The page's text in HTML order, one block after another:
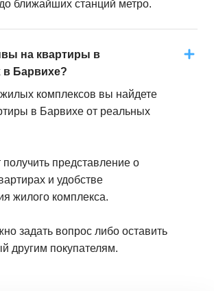
ближайших станций метро.
на квартиры в
в Барвихе?
жилых комплексов вы найдете
в Барвихе от реальных
представление о
и удобстве
жилого комплекса.
задать вопрос либо оставить
другим покупателям.